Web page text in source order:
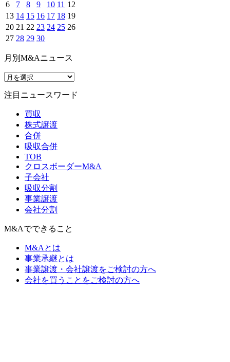
6
7 8 9 10 11 12
13 14 15 16 17 18 19
20 21 22 23 24 25 26
27 28 29 30
月別M&Aニュース
注目ニュースワード
買収
株式譲渡
合併
吸収合併
TOB
クロスボーダーM&A
子会社
吸収分割
事業譲渡
会社分割
M&Aでできること
M&Aとは
事業承継とは
事業譲渡・会社譲渡をご検討の方へ
会社を買うことをご検討の方へ